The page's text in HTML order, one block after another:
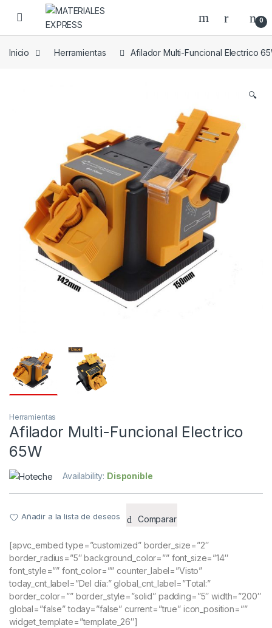
Skip to navigation
Skip to content
0
Inicio Herramientas Afilador Multi-Funcional Electrico
🔍
Herramientas
Afilador Multi-Funcional Electrico
65W
Availability: Disponible
Añadir a la lista de deseos Comparar
[apvc_embed type=”customized” border_size=”2″
border_radius=”5″ background_color=”” font_size=”14″
font_style=”” font_color=”” counter_label=”Visto”
today_cnt_label=”Del día:” global_cnt_label=”Total:”
border_color=”” border_style=”solid” padding=”5″ width=”200″
global=”false” today=”false” current=”true” icon_position=””
widget_template=”template_26″]